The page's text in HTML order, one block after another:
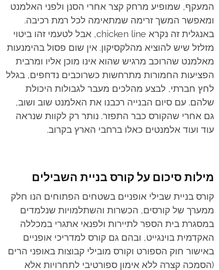
המעקף, שמופיע מרחק קצר אחרי הסנן ולפני האלמנט
ומאפשר המשך זרימה שמתאימה לכל רמת רכיבה.
באנגלית זה נקרא chicken line, אבל לטעמי זהו ביטוי
מזלזל שיש להוציא מהלקסיקון. אין שום פסול בהימנעות
מאלמנט שהרוכב מרגיש שהוא אינו מוכן אליו ומרבית
הפציעות החמורות מתרחשות כשרוכבים נדחפים, בגלל
לחץ חברתי, לבצע מהלכים מעבר לגבולות היכולת
שלהם. עם סיום הבנייה רכבנו את האלמנט שוב ושוב,
גם אחרי שהקורס כבר התפזר. נותר רק לקוות שנראה
עוד ועוד אלמנטים כאלו ברחבי הארץ בקרוב.
מילות סיכום על קורס בניית השבילים
קורס בניית שבילי אופניים בשטחים הפתוחים הנו חלק
ממערך של קורסים, הכשרות והשתלמויות שנלמדים
במסגרת בית הספר לתיירות ולפנאי אתגרי במכללה
האקדמית בוינגייט, ובהם גם קורס למדריכי אופניים
באישור חוק הספורט וקורס מובילי קבוצות באופני הרים
(הסמכה קצרה ללא אימון ספורטיבי לתחרויות אלא